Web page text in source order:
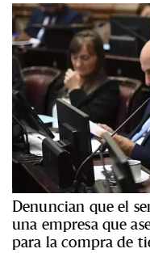
Denuncian que el
una empresa que
para la compra de